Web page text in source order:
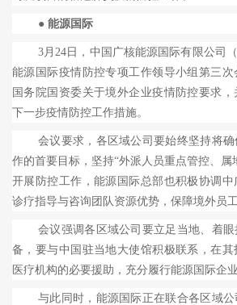
● 能源国际
3月24 日，中国广核能源国际有限公司
能源国际疫情防控专项工作领导小组第三
国务院国资委关于境外企业疫情防控要求
下一步疫情防控工作措施。
会议要求，各区域公司要始终坚持将
作的首要目标，坚持“外派人员重点管控、属
开展防控工作，能源国际总部也积极协调
诊疗指导与咨询团队资源优势，保障境外员
会议强调各区域公司要立足当地、着
备，要与中国驻当地大使馆积极联系，在
医疗机构的必要援助，充分履行能源国际企
与此同时，能源国际正在联合各区域